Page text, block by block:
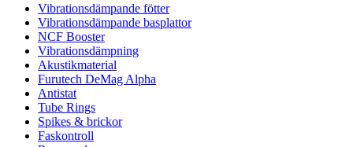
Vibrationsdämpande fötter
Vibrationsdämpande basplattor
NCF Booster
Vibrationsdämpning
Akustikmaterial
Furutech DeMag Alpha
Antistat
Tube Rings
Spikes & brickor
Faskontroll